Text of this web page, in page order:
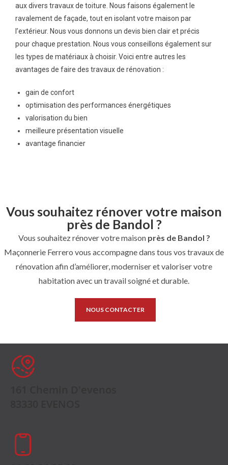
aux divers travaux de toiture. Nous faisons également le
ravalement de façade, tout en isolant votre maison par
l’extérieur. Nous vous donnons un devis bien clair et précis
pour chaque prestation. Nous vous conseillons également sur
les types de matériaux à choisir. Voici entre autres les
avantages de faire des travaux de rénovation :
gain de confort
optimisation des performances énergétiques
valorisation du bien
meilleure présentation visuelle
avantage financier
Vous souhaitez rénover votre maison
près de Bandol ?
Vous souhaitez rénover votre maison près de Bandol ?
Maçonnerie Ferrero vous accompagne dans tous vos travaux de
rénovation afin d’améliorer, moderniser et valoriser votre
habitation avec un travail soigné et durable.
NOUS CONTACTER